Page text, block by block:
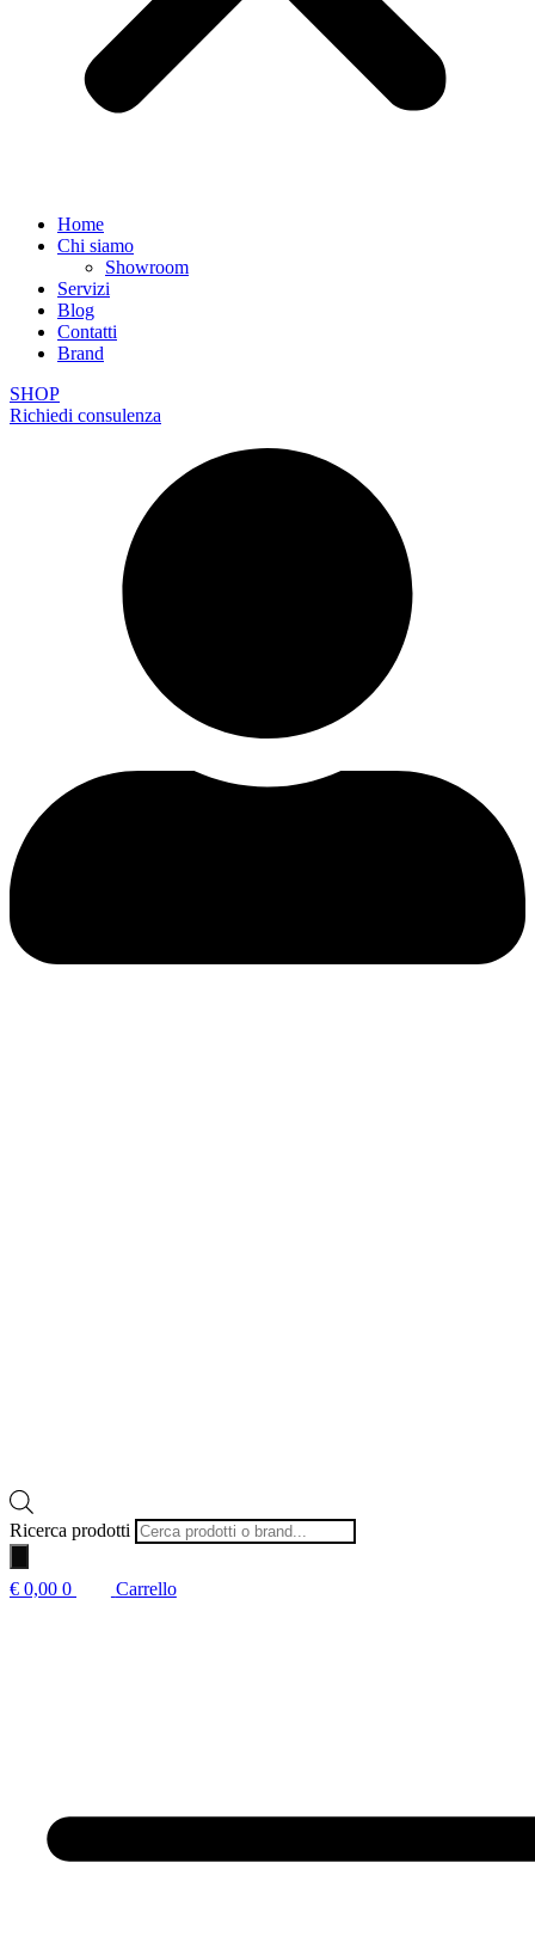
Home
Chi siamo
Showroom
Servizi
Blog
Contatti
Brand
SHOP
Richiedi consulenza
Ricerca prodotti
€ 0,00 0 Carrello